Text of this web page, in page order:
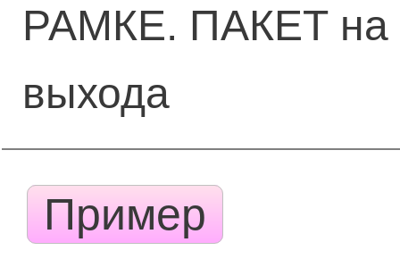
РАМКЕ. ПАКЕТ на
выхода
Пример